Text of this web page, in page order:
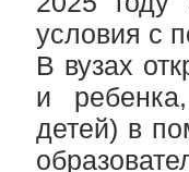
условия с
В вузах
и
детей) в